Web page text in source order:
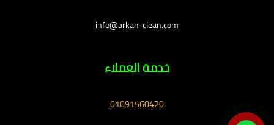
info@arkan-clean.com
خدمة العملاء
01091560420